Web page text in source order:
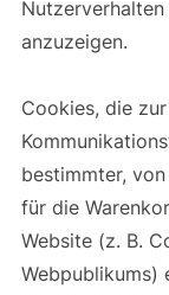
anzuzeigen.
Cookies, die
bestimmter,
für die
Website (z. B.